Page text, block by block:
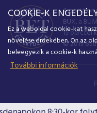
A portálon
BUX, a
15 perccel
© 2019
COOKIE-K
Ez a weboldal cookie-kat
növelése érdekében. Ön az
beleegyezik a cookie-k
További információk